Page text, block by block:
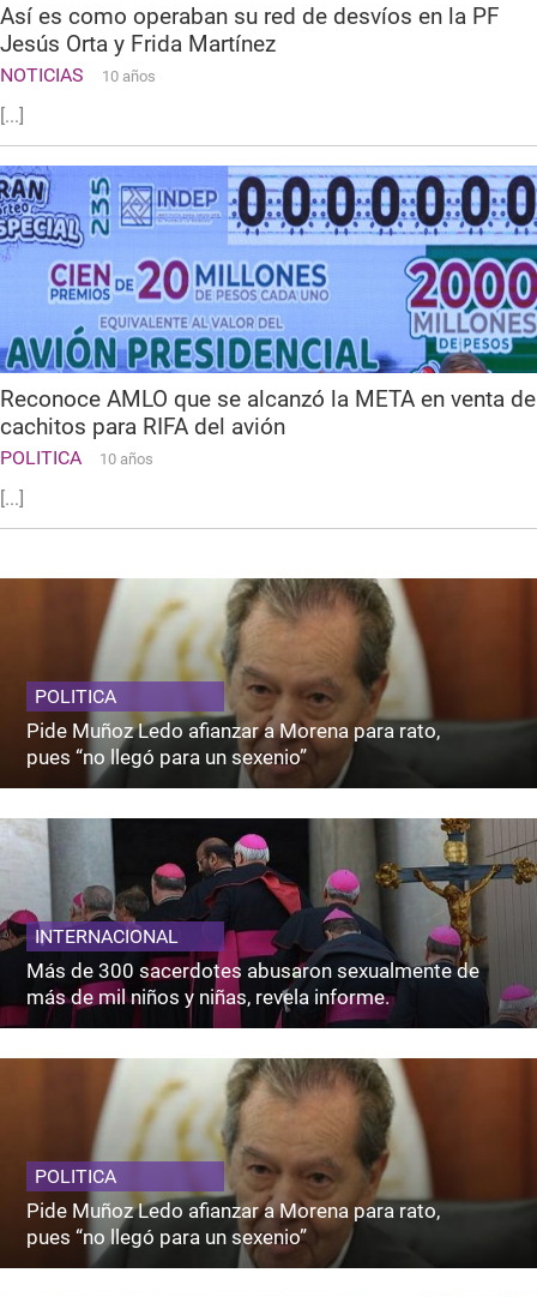
Así es como operaban su red de desvíos en la PF
Jesús Orta y Frida Martínez
NOTICIAS 10 años
[...]
Reconoce AMLO que se alcanzó la META en venta de
cachitos para RIFA del avión
POLITICA 10 años
[...]
POLITICA
Pide Muñoz Ledo afianzar a Morena para rato,
pues “no llegó para un sexenio”
INTERNACIONAL
Más de 300 sacerdotes abusaron sexualmente de
más de mil niños y niñas, revela informe.
POLITICA
Pide Muñoz Ledo afianzar a Morena para rato,
pues “no llegó para un sexenio”